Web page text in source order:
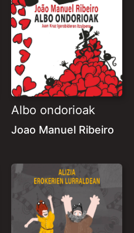
Albo ondorioak
Joao Manuel Ribeiro